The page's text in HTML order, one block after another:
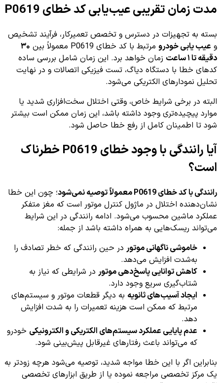
مدت زمان تقریبی عیب‌یابی کد خطای P0619
بسته به تجهیزات در دسترس و تخصص تعمیرکار، فرآیند تشخیص
و عیب یابی خودرو مرتبط با کد خطای P0619 معمولاً بین
۳۰
دقیقه تا ۱ ساعت
زمان خواهد برد. این زمان شامل بررسی ساده
کدهای خطا با دستگاه دیاگ، تست فیزیکی اتصالات و در نهایت
تحلیل نمودارهای الکتریکی می‌شود.
البته در برخی شرایط خاص، وقتی اختلال سخت‌افزاری شدید یا
موارد پیچیده‌تری وجود داشته باشد، این زمان ممکن است بیشتر
شود تا اطمینان کامل از رفع خطا حاصل شود.
آیا رانندگی با وجود خطای P0619 خطرناک
است؟
رانندگی با کد خطای P0619 معمولاً توصیه نمی‌شود
؛ چون این خطا
نشان‌دهنده اختلال در ماژول کنترل موتور است که مغز متفکر
عملکرد ماشین محسوب می‌شود. ادامه رانندگی در این شرایط
می‌تواند ریسک‌هایی به همراه داشته باشد از جمله:
خاموشی ناگهانی موتور در حین رانندگی که خطر تصادف را
به‌شدت افزایش می‌دهد.
کاهش توانایی پاسخ‌دهی موتور در شرایطی که نیاز به
شتاب‌گیری سریع وجود دارد.
ایجاد آسیب‌های ثانویه به دیگر قطعات موتور و سیستم‌های
مرتبط که ممکن است هزینه تعمیرات را به شدت افزایش
دهد.
عدم پایایی عملکرد سیستم‌های الکتریکی و الکترونیکی خودرو
که می‌تواند باعث رفتارهای غیرقابل پیش‌بینی شود.
بنابراین اگر با این خطا مواجه شدید، توصیه می‌شود هرچه زودتر به
یک مرکز تخصصی مراجعه نموده یا از طریق ابزارهای تخصصی